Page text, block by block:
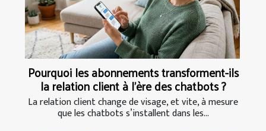
Pourquoi les abonnements transforment-ils
la relation client à l’ère des chatbots ?
La relation client change de visage, et vite, à mesure
que les chatbots s’installent dans les...